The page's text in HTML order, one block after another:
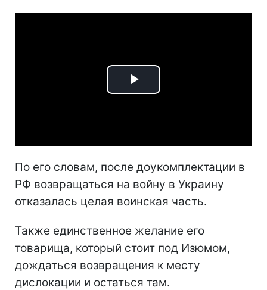
Play
По его словам, после доукомплектации в
РФ возвращаться на войну в Украину
отказалась целая воинская часть.
Также единственное желание его
товарища, который стоит под Изюмом,
дождаться возвращения к месту
дислокации и остаться там.